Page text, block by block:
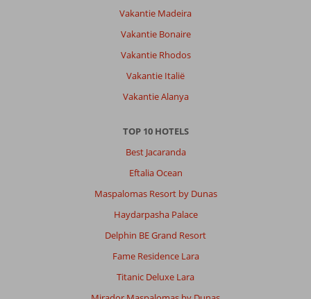
Vakantie Madeira
Vakantie Bonaire
Vakantie Rhodos
Vakantie Italië
Vakantie Alanya
TOP 10 HOTELS
Best Jacaranda
Eftalia Ocean
Maspalomas Resort by Dunas
Haydarpasha Palace
Delphin BE Grand Resort
Fame Residence Lara
Titanic Deluxe Lara